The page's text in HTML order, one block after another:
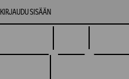
KIRJAUDU SISÄÄN